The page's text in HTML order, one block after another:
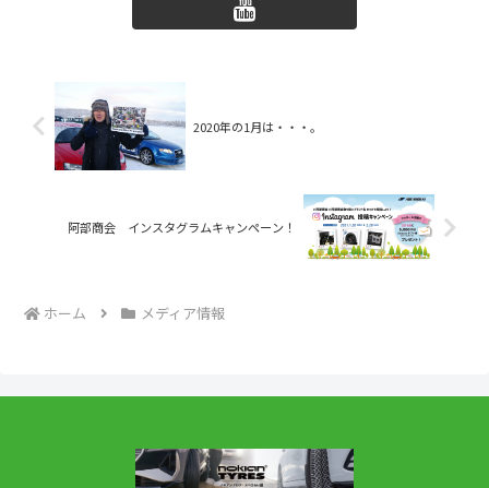
2020年の1月は・・・。
阿部商会 インスタグラムキャンペーン！
ホーム メディア情報